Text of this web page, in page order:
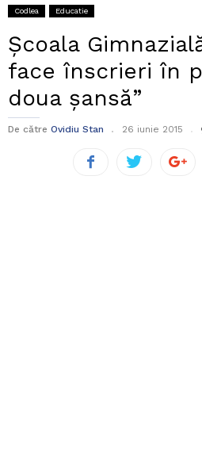
Codlea Educatie
Școala
face înscrieri în
doua șansă”
De către Ovidiu Stan 26 iunie 2015